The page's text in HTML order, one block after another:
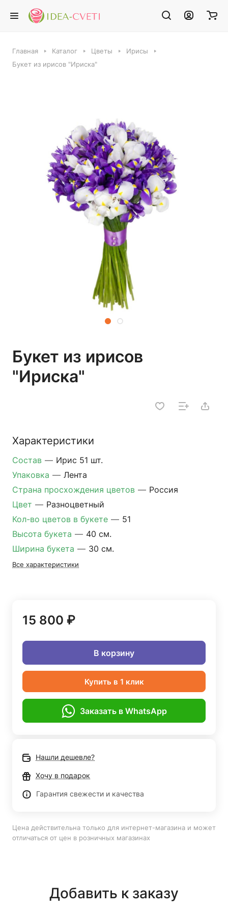
Главная Каталог Цветы
Ирисы
Букет из ирисов "Ириска"
Букет из ирисов
"Ириска"
Характеристики
Состав — Ирис 51 шт.
Упаковка — Лента
Страна просхождения цветов — Россия
Цвет — Разноцветный
Кол-во цветов в букете — 51
Высота букета — 40 см.
Ширина букета — 30 см.
Все характеристики
15 800 ₽
В корзину
Купить в 1 клик
Заказать в WhatsApp
Нашли дешевле?
Хочу в подарок
Гарантия свежести и качества
Цена действительна только для интернет-магазина и может
отличаться от цен в розничных магазинах
Добавить к заказу